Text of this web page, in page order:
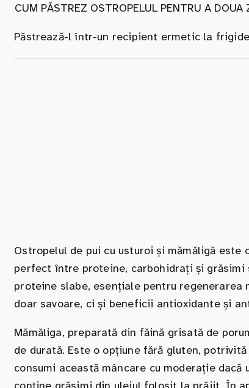
CUM PĂSTREZ OSTROPELUL PENTRU A DOUA
Păstrează-l într-un recipient ermetic la
Ostropelul de pui cu usturoi și mămăligă
perfect între proteine, carbohidrați și grăsimi
proteine slabe, esențiale pentru regenerarea
doar savoare, ci și beneficii antioxidante și
Mămăliga, preparată din făină grisată de
de durată. Este o opțiune fără gluten,
consumi această mâncare cu moderație